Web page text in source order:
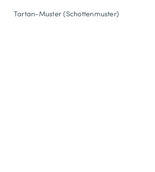
Tartan-Muster (Schottenmuster)